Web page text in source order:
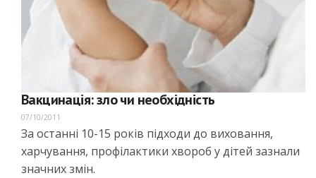
Вакцинація: зло чи необхідність
07/10/2011
За останні 10-15 років підходи до виховання,
харчування, профілактики хвороб у дітей зазнали
значних змін.